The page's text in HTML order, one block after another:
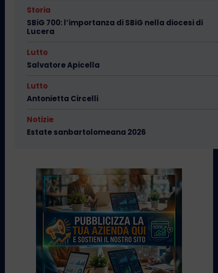
Storia
SBiG 700: l’importanza di SBiG nella diocesi di
Lucera
Lutto
Salvatore Apicella
Lutto
Antonietta Circelli
Notizie
Estate sanbartolomeana 2026